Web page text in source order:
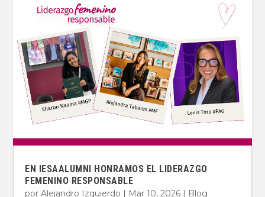
EN IESAALUMNI HONRAMOS EL LIDERAZGO
FEMENINO RESPONSABLE
porAlejandro Izquierdo | Mar 10, 2026 | Blog